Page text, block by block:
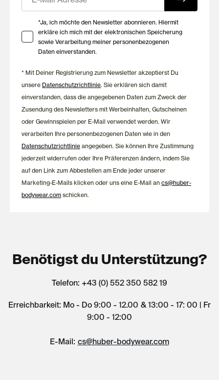
Anspruch, hochwertige Materialien und langlebige Qualität
miteinander zu verbinden. Casual at Home steht für zeitlose
Lieblingsstücke, die Komfort und Wohlbefinden in den
Mittelpunkt stellen.
Ihre Zustimmung zu Marketing E-Mails
*Ja, ich möchte den Newsletter abonnieren. Hiermit
erkläre ich mich mit der elektronischen Speicherung
sowie Verarbeitung meiner personenbezogenen
Daten einverstanden.
* Mit Deiner Registrierung zum Newsletter akzeptierst Du
unsere Datenschutzrichtlinie. Sie erklären sich damit
einverstanden, dass die angegebenen Daten zum Zweck der
Zusendung des Newsletters mit Werbeinhalten, Gutscheinen
oder Gewinnspielen per E-Mail verwendet werden. Wir
verarbeiten Ihre personenbezogenen Daten wie in den
Datenschutzrichtlinie angegeben. Sie können Ihre Zustimmung
jederzeit widerrufen oder Ihre Präferenzen ändern, indem Sie
auf den Link zum Abbestellen am Ende jeder unserer
Marketing-E-Mails klicken oder uns eine E-Mail ancs@huber-
bodywear.com schicken.
Benötigst du Unterstützung?
Telefon: +43 (0) 552 350 582 19
Erreichbarkeit: Mo - Do 9:00 - 12.00 & 13:00 - 17: 00 | Fr
9:00 - 12:00
E-Mail: cs@huber-bodywear.com